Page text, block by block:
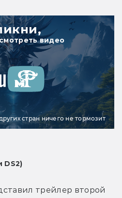
видео
стран ничего не тормозит
DS2)
трейлер второй